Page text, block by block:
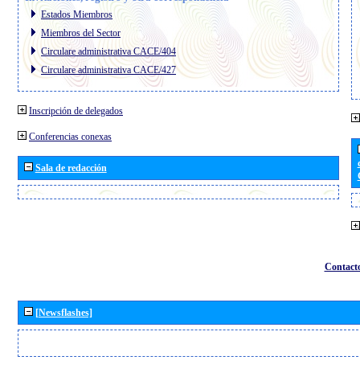
Estados Miembros
Miembros del Sector
Circulare administrativa CACE/404
Circulare administrativa CACE/427
Inscripción de delegados
Conferencias conexas
Sala de redacción
[Newsflashes]